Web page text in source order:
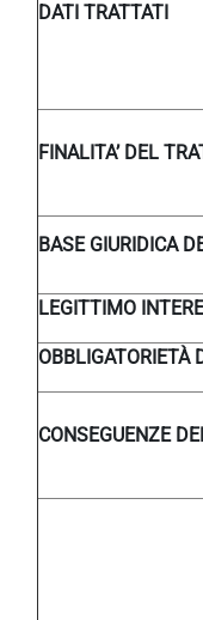
DATI TRATTATI
FINALITA’ DEL
BASE GIURIDICA
LEGITTIMO
OBBLIGATORIETÀ
CONSEGUENZE